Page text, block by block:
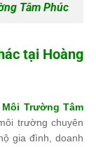
Tâm Phúc
tại Hoàng
Môi Trường Tâm
trường chuyên
gia đình, doanh